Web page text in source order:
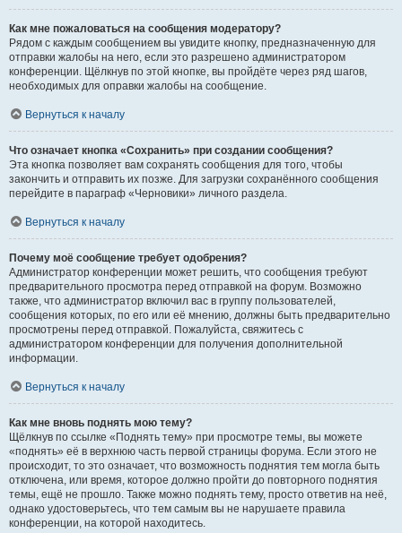
Как мне пожаловаться на сообщения модератору?
Рядом с каждым сообщением вы увидите кнопку, предназначенную для
отправки жалобы на него, если это разрешено администратором
конференции. Щёлкнув по этой кнопке, вы пройдёте через ряд шагов,
необходимых для оправки жалобы на сообщение.
Вернуться к началу
Что означает кнопка «Сохранить» при создании сообщения?
Эта кнопка позволяет вам сохранять сообщения для того, чтобы
закончить и отправить их позже. Для загрузки сохранённого сообщения
перейдите в параграф «Черновики» личного раздела.
Вернуться к началу
Почему моё сообщение требует одобрения?
Администратор конференции может решить, что сообщения требуют
предварительного просмотра перед отправкой на форум. Возможно
также, что администратор включил вас в группу пользователей,
сообщения которых, по его или её мнению, должны быть предварительно
просмотрены перед отправкой. Пожалуйста, свяжитесь с
администратором конференции для получения дополнительной
информации.
Вернуться к началу
Как мне вновь поднять мою тему?
Щёлкнув по ссылке «Поднять тему» при просмотре темы, вы можете
«поднять» её в верхнюю часть первой страницы форума. Если этого не
происходит, то это означает, что возможность поднятия тем могла быть
отключена, или время, которое должно пройти до повторного поднятия
темы, ещё не прошло. Также можно поднять тему, просто ответив на неё,
однако удостоверьтесь, что тем самым вы не нарушаете правила
конференции, на которой находитесь.